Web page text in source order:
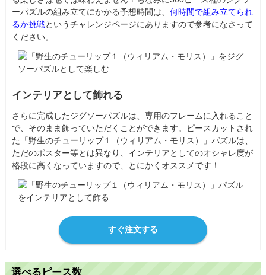
ーパズルの組み立てにかかる予想時間は、 何時間で組み立てられ
るか挑戦というチャレンジページにありますので参考になさって
ください。
インテリアとして飾れる
さらに完成したジグソーパズルは、専用のフレームに入れること
で、そのまま飾っていただくことができます。ピースカットされ
た「野生のチューリップ１（ウィリアム・モリス）」パズルは、
ただのポスター等とは異なり、インテリアとしてのオシャレ度が
格段に高くなっていますので、とにかくオススメです！
すぐ注文する
選べるピース数